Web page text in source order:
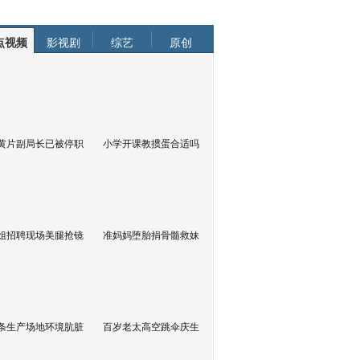
视频 影视剧 综艺 原创
片副局长已被停职 小学开课教掼蛋合适吗
招聘现场美腿抢镜 准妈妈堕胎捐骨髓救妹
生产场地环境肮脏 百岁老太高空跳伞庆生